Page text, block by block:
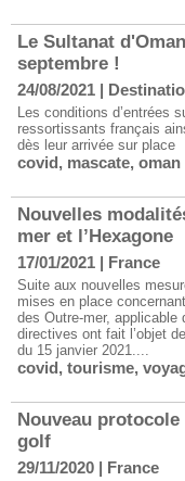
Le Sultanat
septembre !
24/08/2021 |
Les conditions d’entrées
ressortissants français
dès leur arrivée sur place
covid, mascate, oman
Nouvelles
mer et l’Hexagone
17/01/2021 | France
Suite aux nouvelles
mises en place
des Outre-mer, applicable
directives ont fait l’objet
du 15 janvier 2021....
covid, tourisme,
Nouveau
golf
29/11/2020 | France